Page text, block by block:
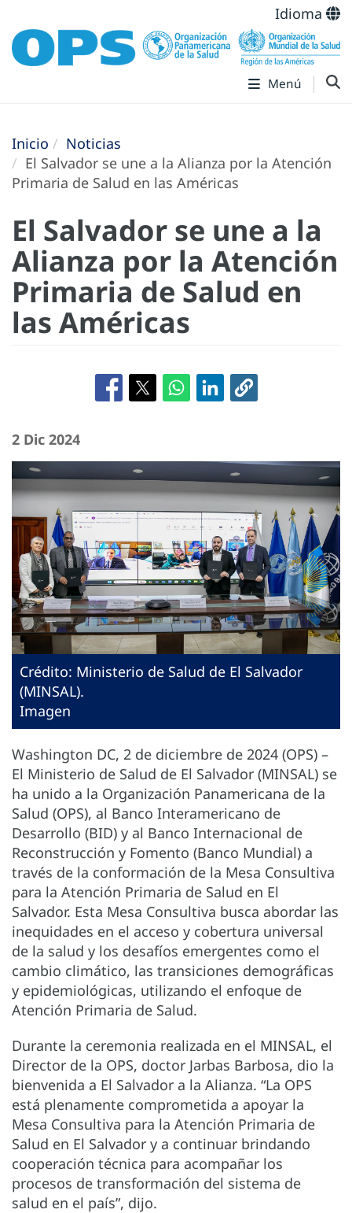
Idioma
Menú
Inicio
Noticias
El Salvador se une a la Alianza por la Atención
Primaria de Salud en las Américas
El Salvador se une a la
Alianza por la Atención
Primaria de Salud en
las Américas
2 Dic 2024
Crédito: Ministerio de Salud de El Salvador
(MINSAL).
Imagen
Washington DC, 2 de diciembre de 2024 (OPS) –
El Ministerio de Salud de El Salvador (MINSAL) se
ha unido a la Organización Panamericana de la
Salud (OPS), al Banco Interamericano de
Desarrollo (BID) y al Banco Internacional de
Reconstrucción y Fomento (Banco Mundial) a
través de la conformación de la Mesa Consultiva
para la Atención Primaria de Salud en El
Salvador. Esta Mesa Consultiva busca abordar las
inequidades en el acceso y cobertura universal
de la salud y los desafíos emergentes como el
cambio climático, las transiciones demográficas
y epidemiológicas, utilizando el enfoque de
Atención Primaria de Salud.
Durante la ceremonia realizada en el MINSAL, el
Director de la OPS, doctor Jarbas Barbosa, dio la
bienvenida a El Salvador a la Alianza. “La OPS
está plenamente comprometida a apoyar la
Mesa Consultiva para la Atención Primaria de
Salud en El Salvador y a continuar brindando
cooperación técnica para acompañar los
procesos de transformación del sistema de
salud en el país”, dijo.